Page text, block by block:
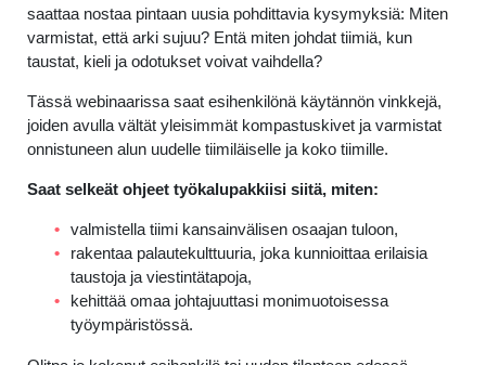
saattaa nostaa pintaan uusia pohdittavia kysymyksiä: Miten
varmistat, että arki sujuu? Entä miten johdat tiimiä, kun
taustat, kieli ja odotukset voivat vaihdella?
Tässä webinaarissa saat esihenkilönä käytännön vinkkejä,
joiden avulla vältät yleisimmät kompastuskivet ja varmistat
onnistuneen alun uudelle tiimiläiselle ja koko tiimille.
Saat selkeät ohjeet työkalupakkiisi siitä, miten:
valmistella tiimi kansainvälisen osaajan tuloon,
rakentaa palautekulttuuria, joka kunnioittaa erilaisia
taustoja ja viestintätapoja,
kehittää omaa johtajuuttasi monimuotoisessa
työympäristössä.